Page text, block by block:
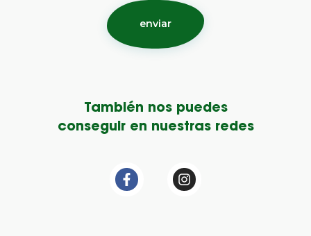
También nos puedes
conseguir en nuestras redes